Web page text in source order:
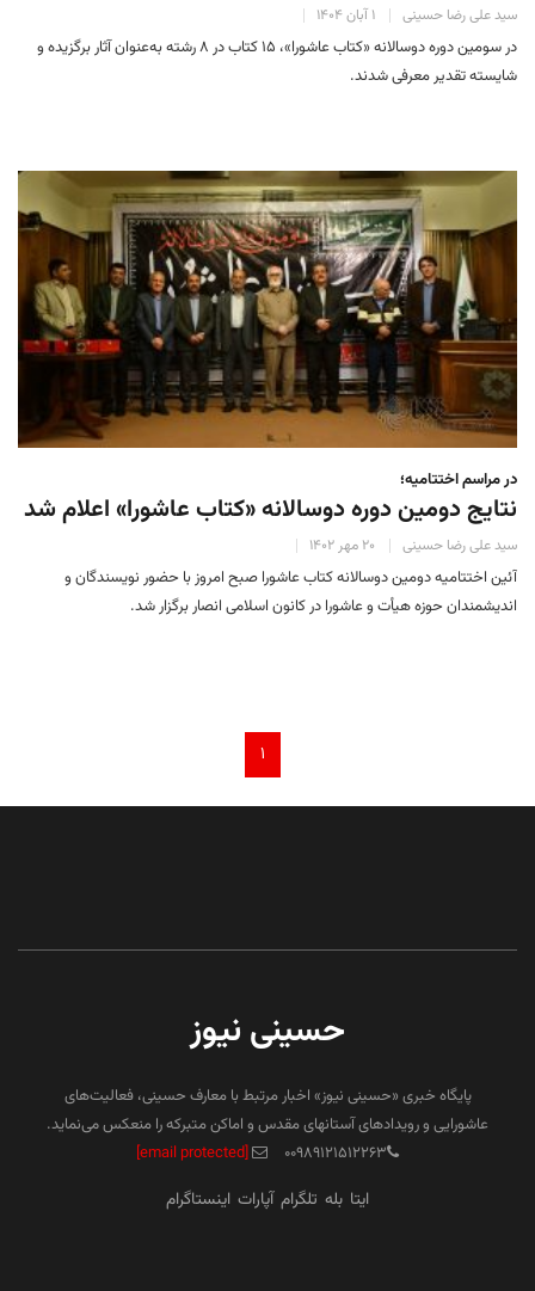
سید علی رضا حسینی ۱ آبان ۱۴۰۴
در سومین دوره‌ دوسالانه‌ «کتاب عاشورا»، ۱۵ کتاب در ۸ رشته به‌عنوان آثار برگزیده و
شایسته‌ تقدیر معرفی شدند.
در مراسم اختتامیه؛
نتایج دومین دوره‌ دوسالانه‌ «کتاب عاشورا» اعلام شد
سید علی رضا حسینی ۲۰ مهر ۱۴۰۲
آئین اختتامیه دومین دوسالانه کتاب عاشورا صبح امروز با حضور نویسندگان و
اندیشمندان حوزه هیأت و عاشورا در کانون اسلامی انصار برگزار شد.
۱
حسینی نیوز
پایگاه خبری «حسینی نیوز» اخبار مرتبط با معارف حسینی، فعالیت‌های
عاشورایی و رویدادهای آستانهای مقدس و اماکن متبرکه را منعکس می‌نماید.
۰۰۹۸۹۱۲۱۵۱۲۲۶۳
[email protected]
ایتا بله تلگرام آپارات اینستاگرام